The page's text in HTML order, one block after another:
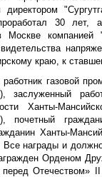
директором
30 лет,
Москве компанией
краю, к
работник газовой
заслуженный
Ханты-
почетный
Ханты-
Все награды и
Орденом
перед Отечеством»